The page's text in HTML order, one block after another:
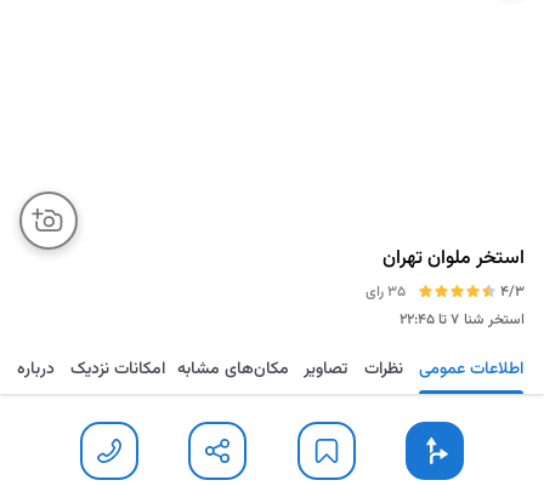
استخر ملوان تهران
4/3
35 رای
استخر شنا ۷ تا ۲۲:۴۵
مسیریابی ذخیره ارسال توضیح مختصر اطلاعات عمومی نظرات تصاویر مکان‌های مشابه امکانات نزدیک درباره